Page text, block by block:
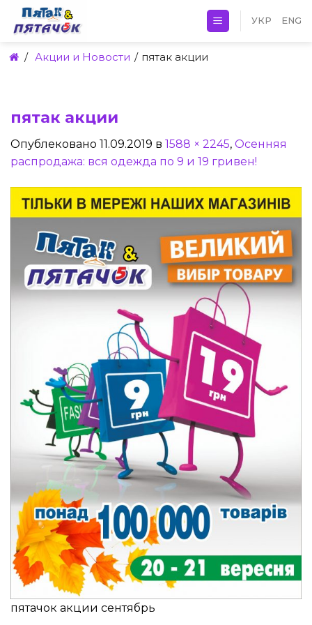
Skip
УКР ENG
/ Акции и Новости / пятак акции
пятак акции
Опублековано 11.09.2019 в 1588 × 2245, Осенняя
распродажа: вся одежда по 9 и 19 гривен!
пятачок акции сентябрь